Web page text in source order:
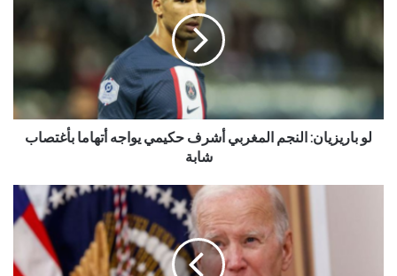
لو باريزيان: النجم المغربي أشرف حكيمي يواجه أتهاما بأغتصاب
شابة